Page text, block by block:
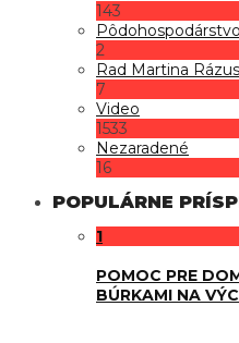
143
Pôdohospodárstvo
2
Rad Martina
7
Video
1533
Nezaradené
16
POPULÁRNE
1
POMOC PRE
BÚRKAMI NA